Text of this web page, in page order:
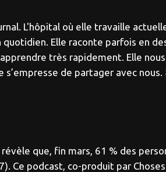
L'hôpital où elle travaille
Elle raconte parfois en
très rapidement. Elle
de partager avec nous.
que, fin mars, 61 % des
Ce podcast, co-produit par Choses